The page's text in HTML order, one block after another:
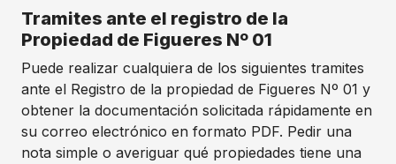
Tramites ante el registro de la
Propiedad de Figueres Nº 01
Puede realizar cualquiera de los siguientes tramites
ante el Registro de la propiedad de Figueres Nº 01 y
obtener la documentación solicitada rápidamente en
su correo electrónico en formato PDF. Pedir una
nota simple o averiguar qué propiedades tiene una